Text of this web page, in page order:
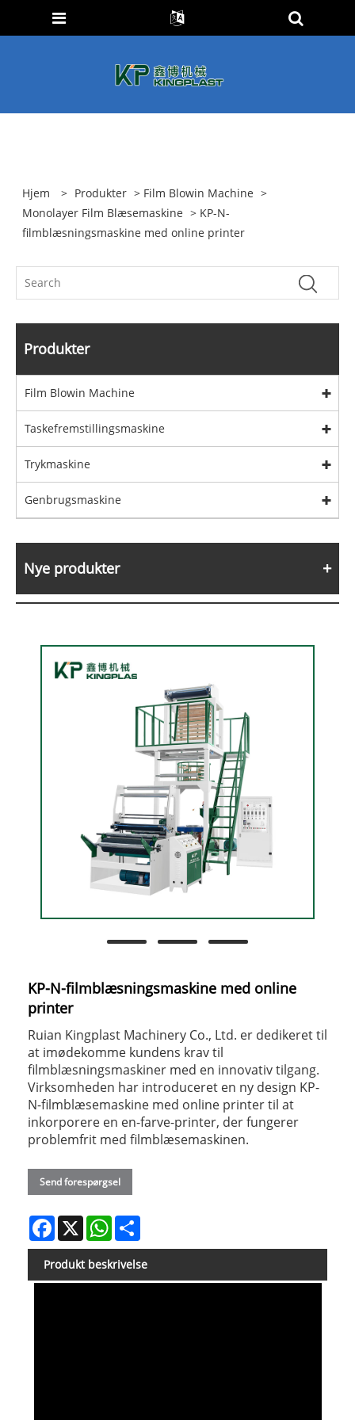
Hjem > Produkter > Film Blowin Machine >
Monolayer Film Blæsemaskine > KP-N-
filmblæsningsmaskine med online printer
Produkter
Film Blowin Machine
Taskefremstillingsmaskine
Trykmaskine
Genbrugsmaskine
Nye produkter
KP-N-filmblæsningsmaskine med online
printer
Ruian Kingplast Machinery Co., Ltd. er dedikeret til
at imødekomme kundens krav til
filmblæsningsmaskiner med en innovativ tilgang.
Virksomheden har introduceret en ny design KP-
N-filmblæsemaskine med online printer til at
inkorporere en en-farve-printer, der fungerer
problemfrit med filmblæsemaskinen.
Send forespørgsel
Facebook
X WhatsApp
Produkt beskrivelse